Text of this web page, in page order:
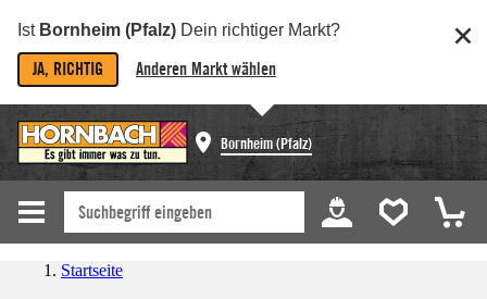
Ist Bornheim (Pfalz) Dein richtiger Markt?
JA, RICHTIG Anderen Markt wählen
Bornheim (Pfalz)
Startseite